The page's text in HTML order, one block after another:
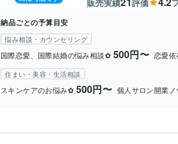
販売実績 評価
納品ごとの予算目安
悩み相談・カウンセリング
国際恋愛、国際結婚の悩み相談✿ 500円〜 恋愛依
住まい・美容・生活相談
スキンケアのお悩み✿ 500円〜 個人サロン開業